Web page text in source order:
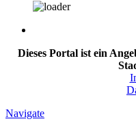
Dieses Portal ist ein
Navigate